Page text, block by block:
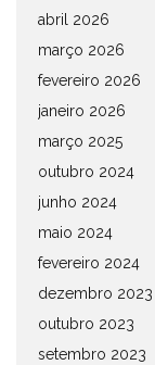
abril 2026
março 2026
fevereiro 2026
janeiro 2026
março 2025
outubro 2024
junho 2024
maio 2024
fevereiro 2024
dezembro 2023
outubro 2023
setembro 2023